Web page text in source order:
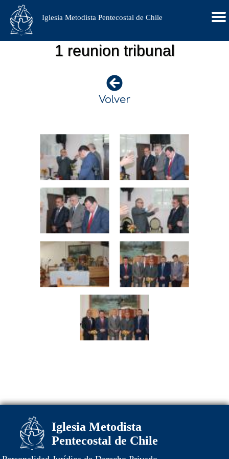
Iglesia Metodista Pentecostal de Chile
1 reunion tribunal
Volver
Iglesia Metodista
Pentecostal de Chile